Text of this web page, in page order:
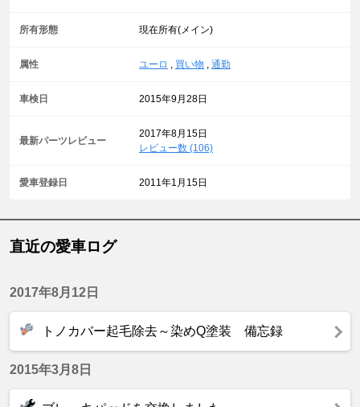
所有形態 現在所有(メイン)
属性 ユーロ , 買い物 , 通勤
車検日 2015年9月28日
最新パーツレビュー
2017年8月15日
レビュー数 (106)
愛車登録日 2011年1月15日
直近の愛車ログ
2017年8月12日
トノカバー起毛除去～染めQ塗装 備忘録
2015年3月8日